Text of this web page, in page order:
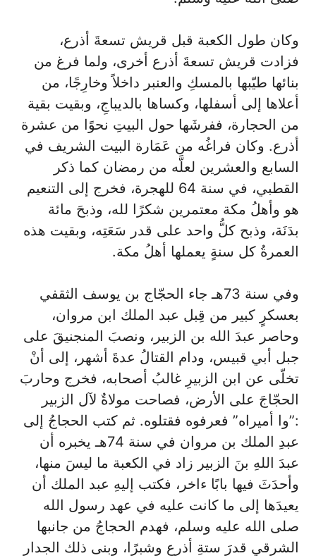
وكان طول الكعبة قبل قريش تسعةَ أذرع،
فزادت قريش تسعةَ أذرع أخرى، ولما فرغ من
بنائها طيّبها بالمسكِ والعنبر داخلاً وخارِجًا، من
أعلاها إلى أسفلها، وكساها بالديباجِ، وبقيت بقية
من الحجارة، ففرشَها حول البيتِ نحوًا من عشرة
أذرع. وكان فراغُه من عَمَارة البيت الشريف في
السابع والعشرين لعلَّه من رمضان كما ذكر
القطبي، في سنة 64 للهجرة، فخرج إلى التنعيم
هو وأهلُ مكة معتمرين شكرًا لله، وذبحَ مائة
بدَنَة، وذبح كلُّ واحد على قدر سَعَتِه، وبقيت هذه
العمرةُ كل سنةٍ يعملها أهلُ مكة.
وفي سنة 73هـ جاء الحجّاج بن يوسف الثقفي
بعسكرٍ كبير من قِبل عبد الملك ابن مروان،
وحاصر عبدَ الله بن الزبير، ونصبَ المنجنيقَ على
جبل أبي قبيس، ودام القتالُ عدةَ أشهر، إلى أنْ
تخلّى عن ابن الزبيرِ غالبُ أصحابه، فخرج وحاربَ
الحجّاجَ على الأرض، فصاحت مولاةٌ لآل الزبير
:”وا أميراه” فعرفوه فقتلوه. ثم كتب الحجاجُ إلى
عبدِ الملك بن مروان في سنة 74هـ يخبره أن
عبدَ اللهِ بنَ الزبير زاد في الكعبة ما ليسَ منها،
وأحدَثَ فيها بابًا ءاخر، فكتب إليهِ عبد الملك أن
يعيدَها إلى ما كانت عليه في عهد رسول الله
صلى الله عليه وسلم، فهدم الحجاجُ من جانبها
الشرقي قدرَ ستةِ أذرع وشبرًا، وبنى ذلك الجدار